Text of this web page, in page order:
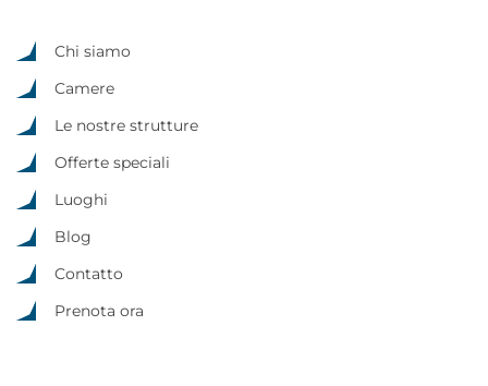
Chi siamo
Camere
Le nostre strutture
Offerte speciali
Luoghi
Blog
Contatto
Prenota ora